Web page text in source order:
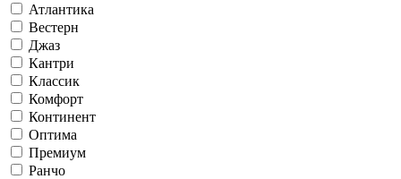
Атлантика
Вестерн
Джаз
Кантри
Классик
Комфорт
Континент
Оптима
Премиум
Ранчо